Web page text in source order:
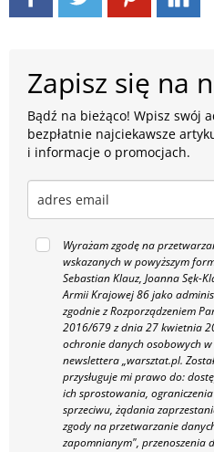
Zapisz się na
Bądź na bieżąco! Wpisz swój
bezpłatnie najciekawsze
i informacje o promocjach.
Wyrażam zgodę na
wskazanych w powyższym
Sebastian Klauz, Joanna Sęk-
Armii Krajowej 86 jako
zgodnie z Rozporządzeniem
2016/679 z dnia 27 kwietnia
ochronie danych osobowych
newslettera „warsztat.pl.
przysługuje mi prawo do:
ich sprostowania,
sprzeciwu, żądania
zgody na przetwarzanie
zapomnianym", przenoszenia